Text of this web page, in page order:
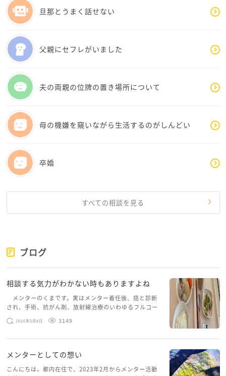
ていた最中だったこと。
まったのではないでしょうか。
なった」という喪失感やストレスから、反動のような
行動を取ってしまう方もいます。ですが、それは嘘や
裏切りが許される理由にはなりません。
今大切なのは、ご主人を管理することよりも、まぶこ
さん自身の心と体を守ることだと思います。
一度、ご主人の健康管理をすべて背負うことを少し手
放してみてもよいかもしれません。
「私はできる限り支える。でも最終的に健康を守るか
どうかは本人の選択」
くなります。
「私は食事管理が大変だった」
「嘘をつかれたことが悲しかった」
「信頼が揺らいでいる」
い。
旦那とうまく話せない
父親にセフレがいました
夫の両親の位牌の置き場所について
母の機嫌を窺いながら生活するのがしんどい
卒婚
すべての相談を見る
ブログ
相談する気力がわかない時もありますよね
メンターのくまです。実はメンター着任後、癌と診断
され、手術、抗がん剤、放射線治療のいわゆるフルコー
スを体験していて、しばらくメンターカフェに来られて
いませんでした。体力だけでなく、気力も落ちパソコン
2026年5月8日 3149
メンターとしての想い
こんにちは。都内在住で、2023年2月からメンター活動